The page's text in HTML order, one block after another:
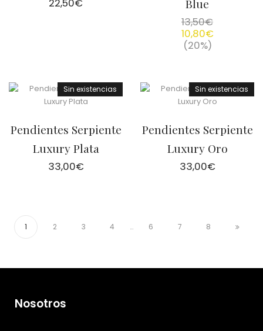
Blue
13,50€
10,80€
(20%)
Sin existencias
Pendientes Serpiente
Luxury Plata
33,00€
Sin existencias
Pendientes Serpiente
Luxury Oro
33,00€
1 2 3 4 … 6 7 8
Nosotros